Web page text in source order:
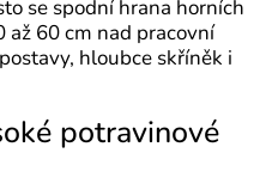
se spodní hrana horních
60 cm nad pracovní
hloubce skříněk i
potravinové